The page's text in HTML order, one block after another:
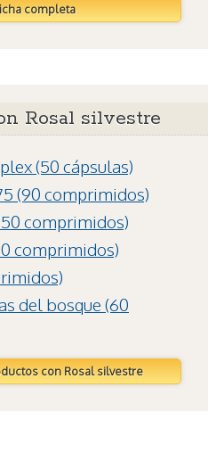
completa
Rosal silvestre
(50 cápsulas)
(90 comprimidos)
comprimidos)
comprimidos)
del bosque (60
con Rosal silvestre